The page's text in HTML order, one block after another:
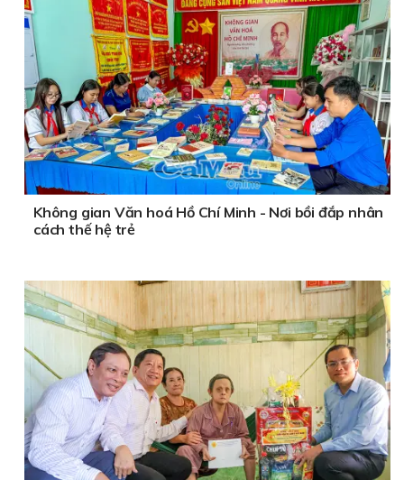
Không gian Văn hoá Hồ Chí Minh - Nơi bồi đắp nhân
cách thế hệ trẻ